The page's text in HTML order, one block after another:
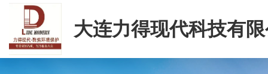
大连力得现代科技有